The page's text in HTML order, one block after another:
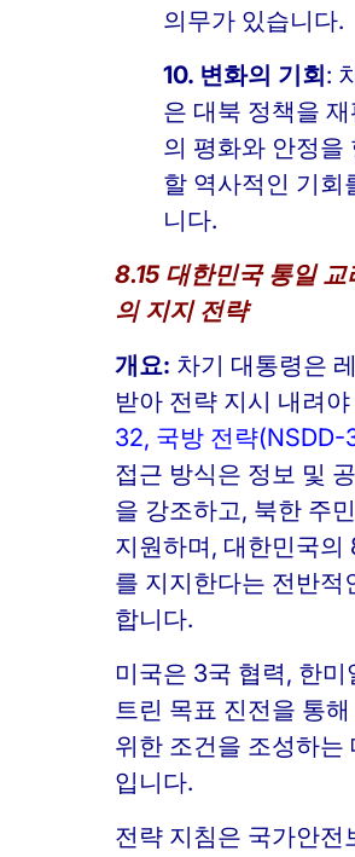
의무가 있습니다.
10. 변화의 기회:
은 대북 정책을
의 평화와 안정을
할 역사적인 기회
니다.
8.15 대한민국 통일
의 지지 전략
개요: 차기 대통령은
받아 전략 지시 내려야
32, 국방 전략(NSDD-
접근 방식은 정보 및
을 강조하고, 북한 주
지원하며, 대한민국의
를 지지한다는 전반적
합니다.
미국은 3국 협력, 한미
트린 목표 진전을 통
위한 조건을 조성하는
입니다.
전략 지침은 국가안전